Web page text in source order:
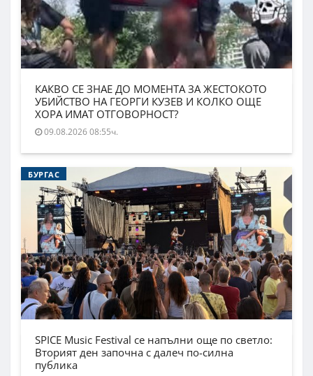
КАКВО СЕ ЗНАЕ ДО МОМЕНТА ЗА ЖЕСТОКОТО
УБИЙСТВО НА ГЕОРГИ КУЗЕВ И КОЛКО ОЩЕ
ХОРА ИМАТ ОТГОВОРНОСТ?
09.08.2026 08:55ч.
БУРГАС
SPICE Music Festival се напълни още по светло:
Вторият ден започна с далеч по-силна
публика